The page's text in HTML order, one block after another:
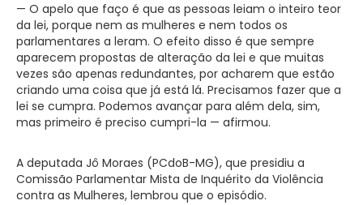
— O apelo que faço é que as pessoas leiam o inteiro teor
da lei, porque nem as mulheres e nem todos os
parlamentares a leram. O efeito disso é que sempre
aparecem propostas de alteração da lei e que muitas
vezes são apenas redundantes, por acharem que estão
criando uma coisa que já está lá. Precisamos fazer que a
lei se cumpra. Podemos avançar para além dela, sim,
mas primeiro é preciso cumpri-la — afirmou.
A deputada Jô Moraes (PCdoB-MG), que presidiu a
Comissão Parlamentar Mista de Inquérito da Violência
contra as Mulheres, lembrou que o episódio.